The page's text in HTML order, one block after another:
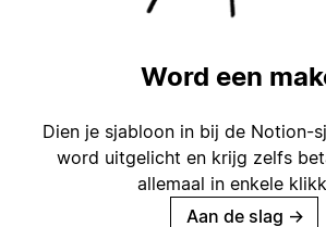
Word een
Dien je sjabloon in bij de Notion-
word uitgelicht en krijg zelfs
allemaal in enkele
Aan de slag →